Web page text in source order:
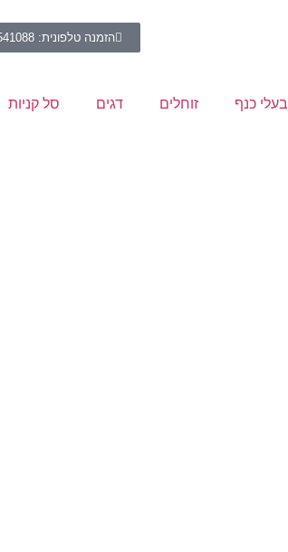
הזמנה טלפונית: 09-9541088
בעלי כנף זוחלים דגים סל קניות